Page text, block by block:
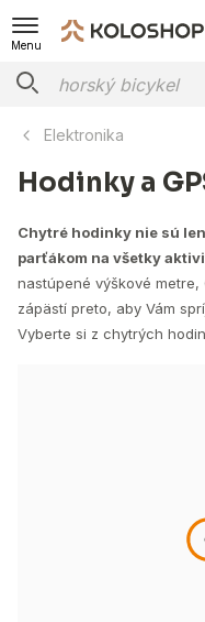
Menu
Elektronika
Hodinky a
Chytré hodinky nie sú
parťákom na všetky
nastúpené výškové metre,
zápästí preto, aby Vám
Vyberte si z chytrých